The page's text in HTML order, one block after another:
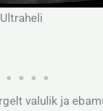
valulik ja